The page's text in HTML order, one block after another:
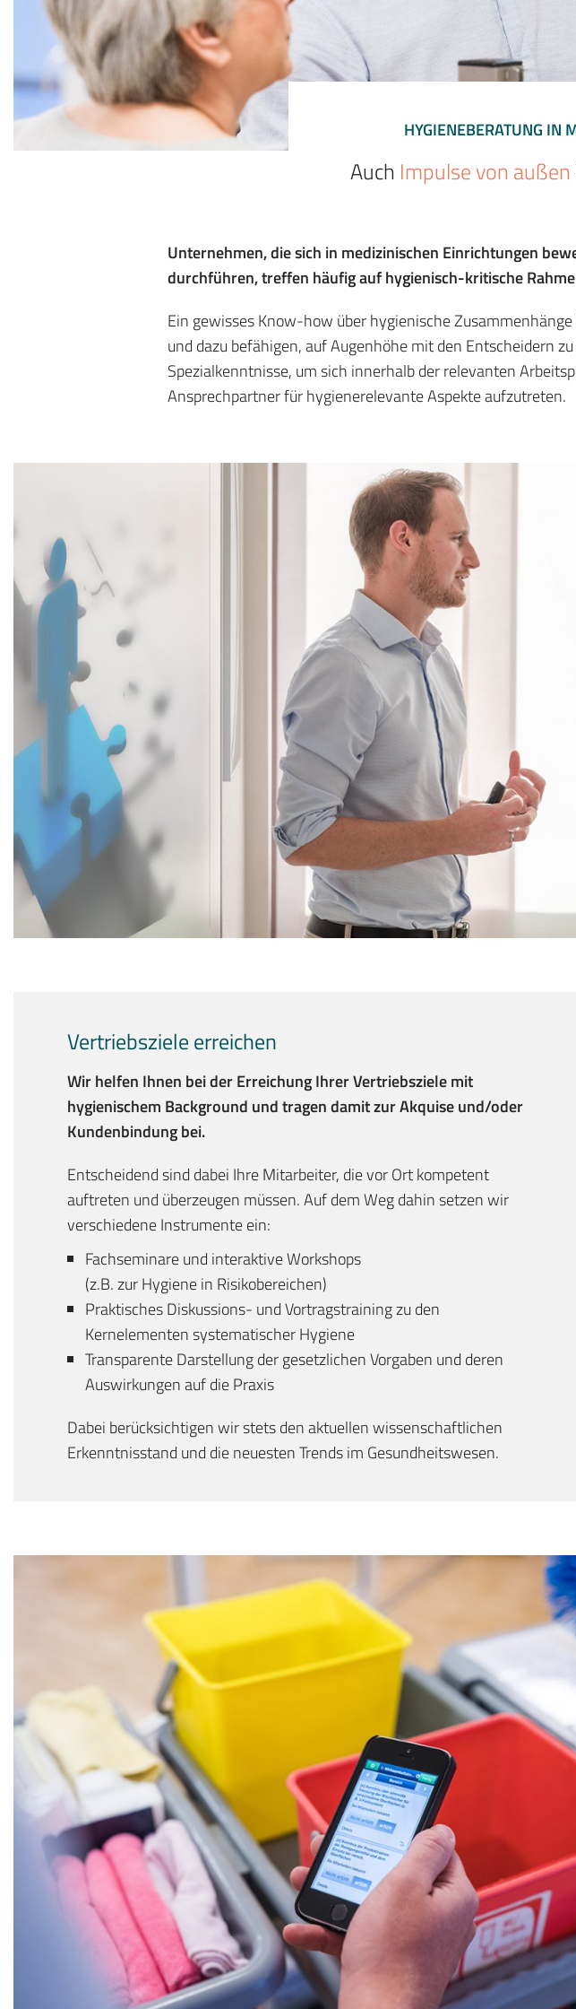
HYGIENEBERATUNG IN
Auch Impulse von außen
Unternehmen, die sich in medizinischen Einrichtungen
durchführen, treffen häufig auf hygienisch-kritische
Ein gewisses Know-how über hygienische
und dazu befähigen, auf Augenhöhe mit den Entscheidern
Spezialkenntnisse, um sich innerhalb der relevanten
Ansprechpartner für hygienerelevante Aspekte aufzutreten.
Vertriebsziele erreichen
Wir helfen Ihnen bei der Erreichung Ihrer Vertriebsziele mit
hygienischem Background und tragen damit zur Akquise und/oder
Kundenbindung bei.
Entscheidend sind dabei Ihre Mitarbeiter, die vor Ort kompetent
auftreten und überzeugen müssen. Auf dem Weg dahin setzen wir
verschiedene Instrumente ein:
Fachseminare und interaktive Workshops
(z.B. zur Hygiene in Risikobereichen)
Praktisches Diskussions- und Vortragstraining zu den
Kernelementen systematischer Hygiene
Transparente Darstellung der gesetzlichen Vorgaben und deren
Auswirkungen auf die Praxis
Dabei berücksichtigen wir stets den aktuellen wissenschaftlichen
Erkenntnisstand und die neuesten Trends im Gesundheitswesen.